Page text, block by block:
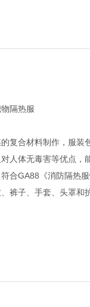
隔热服
复合材料制作，服装
人体无毒害等优点
合GA88《消防隔热
裤子、手套、头罩和